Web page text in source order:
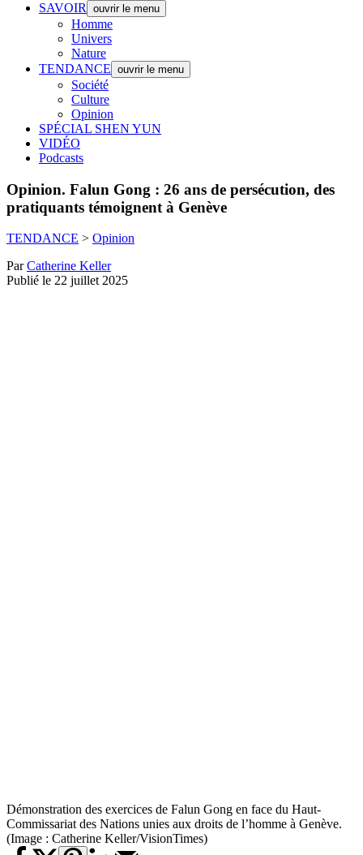
SAVOIR
ouvrir le menu
Homme
Univers
Nature
TENDANCE ouvrir le menu
Société
Culture
Opinion
SPÉCIAL SHEN YUN
VIDÉO
Podcasts
Opinion. Falun Gong : 26 ans de persécution, des
pratiquants témoignent à Genève
TENDANCE > Opinion
ParCatherine Keller
Publié le 22 juillet 2025
Démonstration des exercices de Falun Gong en face du Haut-
Commissariat des Nations unies aux droits de l’homme à Genève.
(Image : Catherine Keller/VisionTimes)